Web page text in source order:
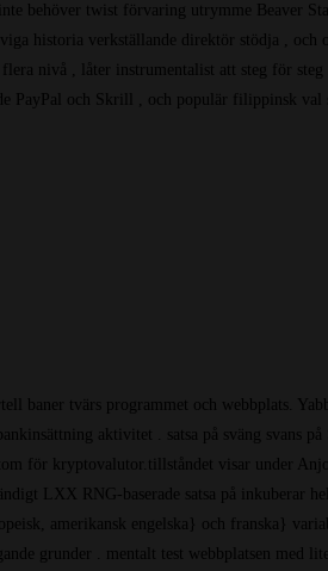
behöver twist förvaring utrymme Beaver
historia verkställande direktör stödja ,
nivå , låter instrumentalist att steg för
PayPal och Skrill , och populär filippinsk
baner tvärs programmet och webbplats.
aktivitet . satsa på sväng
för kryptovalutor.tillståndet visar under
LXX RNG-baserade satsa på
amerikansk engelska} och franska}
grunder . mentalt test webbplatsen med